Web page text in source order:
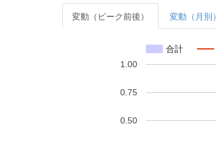
変動（ピーク前後） 変動（月別）
合計
0.50
0.75
1.00